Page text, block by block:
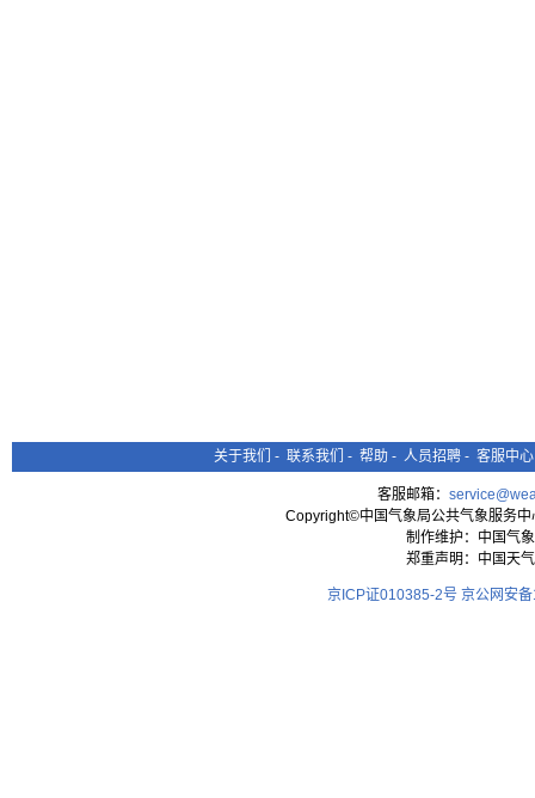
关于我们 - 联系我们 - 帮助 - 人员招聘 - 客服中心
客服邮箱：
Copyright©中国气象局公共气象服务
制作维护：中国气
郑重声明：中国天
京ICP证010385-2号 京公网安